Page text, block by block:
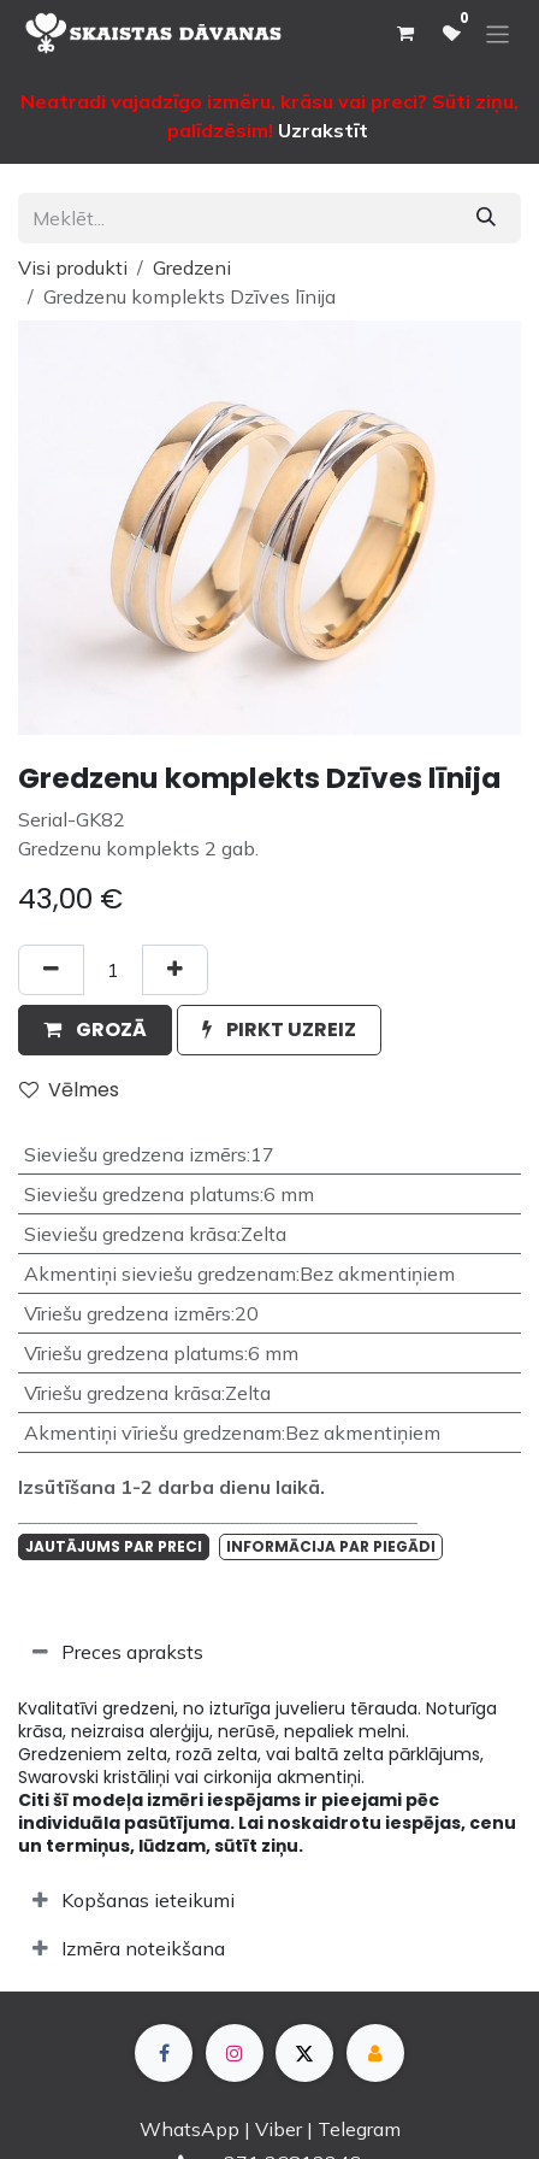
Pāriet pie satura 0
Neatradi vajadzīgo izmēru, krāsu vai preci? Sūti ziņu,
palīdzēsim! Uzrakstīt
Visi produkti
Gredzeni
Gredzenu komplekts Dzīves līnija
Gredzenu komplekts Dzīves līnija
Serial-GK82
Gredzenu komplekts 2 gab.
43,00 €
GROZĀ PIRKT UZREIZ
Vēlmes
Sieviešu gredzena izmērs:17
Sieviešu gredzena platums:6 mm
Sieviešu gredzena krāsa:Zelta
Akmentiņi sieviešu gredzenam:Bez akmentiņiem
Vīriešu gredzena izmērs:20
Vīriešu gredzena platums:6 mm
Vīriešu gredzena krāsa:Zelta
Akmentiņi vīriešu gredzenam:Bez akmentiņiem
Izsūtīšana 1-2 darba dienu laikā.
JAUTĀJUMS PAR PRECI INFORMĀCIJA PAR PIEGĀDI
Preces apraksts
Kvalitatīvi gredzeni, no izturīga juvelieru tērauda. Noturīga
krāsa, neizraisa alerģiju, nerūsē, nepaliek melni.
Gredzeniem zelta, rozā zelta, vai baltā zelta pārklājums,
Swarovski kristāliņi vai cirkonija akmentiņi.
Citi šī modeļa izmēri iespējams ir pieejami pēc
individuāla pasūtījuma. Lai noskaidrotu iespējas, cenu
un termiņus, lūdzam, sūtīt ziņu.
Kopšanas ieteikumi
Izmēra noteikšana
WhatsApp | Viber | Telegram